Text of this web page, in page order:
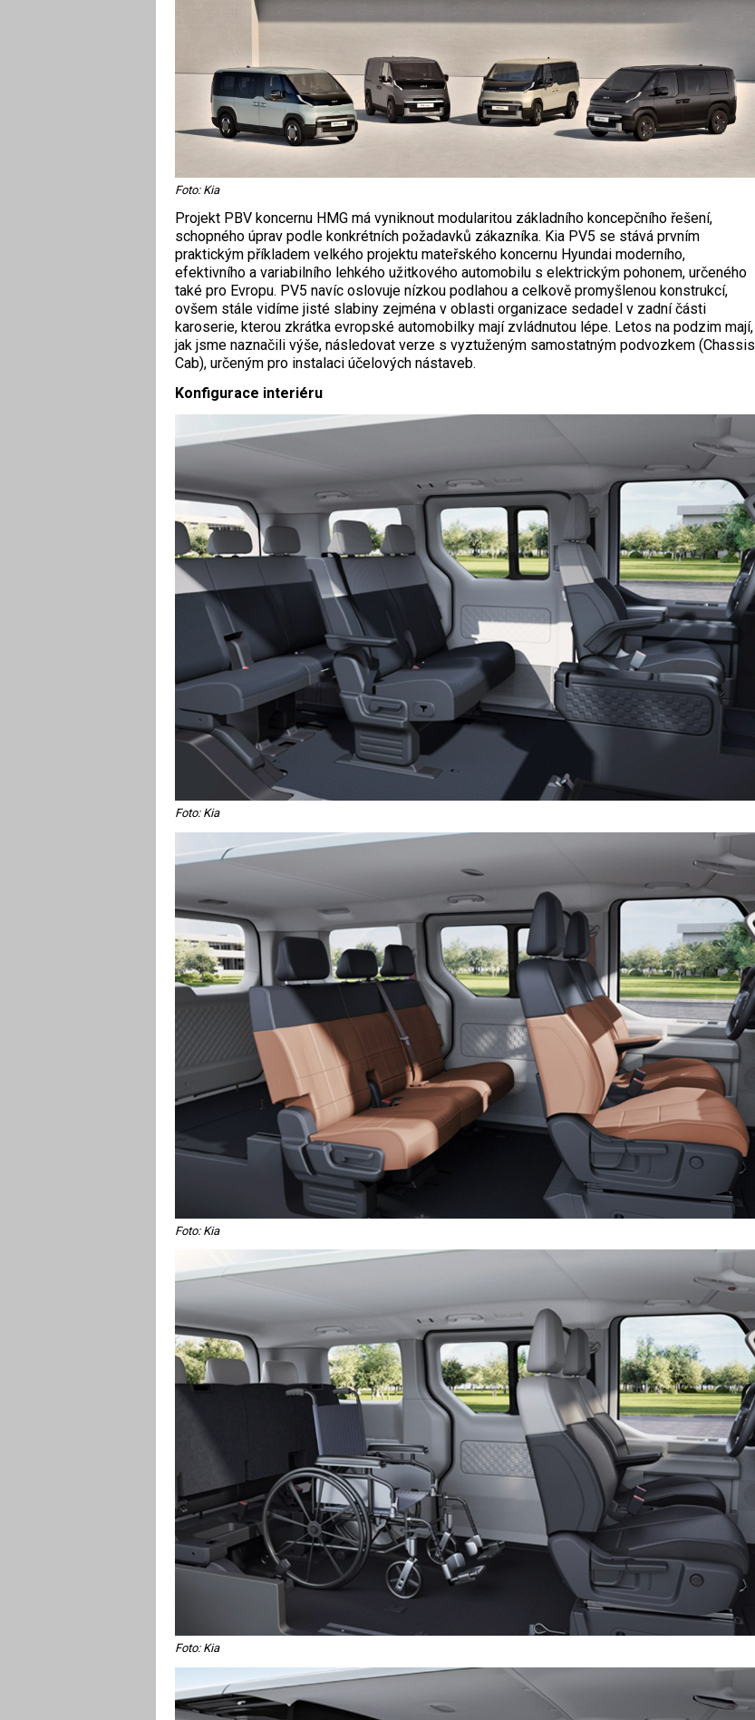
Foto: Kia
Projekt PBV koncernu HMG má vyniknout modularitou základního koncepčního řešení,
schopného úprav podle konkrétních požadavků zákazníka. Kia PV5 se stává prvním
praktickým příkladem velkého projektu mateřského koncernu Hyundai moderního,
efektivního a variabilního lehkého užitkového automobilu s elektrickým pohonem, určeného
také pro Evropu. PV5 navíc oslovuje nízkou podlahou a celkově promyšlenou konstrukcí,
ovšem stále vidíme jisté slabiny zejména v oblasti organizace sedadel v zadní části
karoserie, kterou zkrátka evropské automobilky mají zvládnutou lépe. Letos na podzim mají,
jak jsme naznačili výše, následovat verze s vyztuženým samostatným podvozkem (Chassis
Cab), určeným pro instalaci účelových nástaveb.
Konfigurace interiéru
Foto: Kia
Foto: Kia
Foto: Kia